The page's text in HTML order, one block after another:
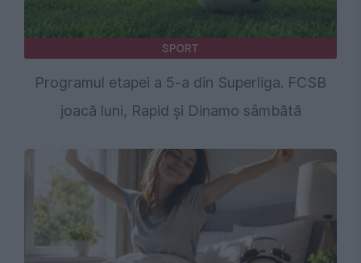
SPORT
Programul etapei a 5-a din Superliga. FCSB
joacă luni, Rapid și Dinamo sâmbătă